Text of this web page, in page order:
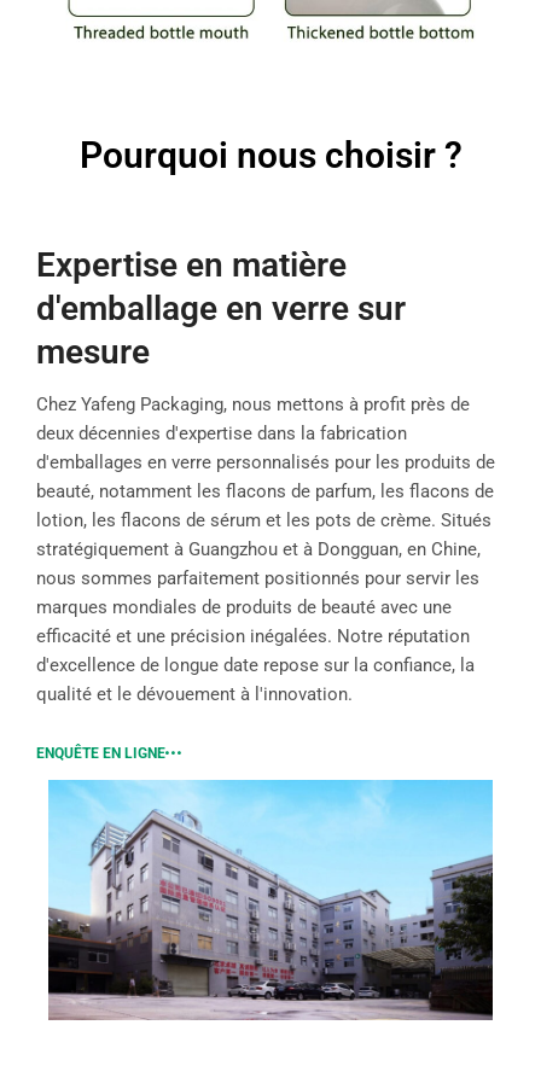
Pourquoi nous choisir ?
Expertise en matière
d'emballage en verre sur
mesure
Chez Yafeng Packaging, nous mettons à profit près de
deux décennies d'expertise dans la fabrication
d'emballages en verre personnalisés pour les produits de
beauté, notamment les flacons de parfum, les flacons de
lotion, les flacons de sérum et les pots de crème. Situés
stratégiquement à Guangzhou et à Dongguan, en Chine,
nous sommes parfaitement positionnés pour servir les
marques mondiales de produits de beauté avec une
efficacité et une précision inégalées. Notre réputation
d'excellence de longue date repose sur la confiance, la
qualité et le dévouement à l'innovation.
ENQUÊTE EN LIGNE